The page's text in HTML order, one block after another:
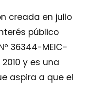
creada en julio
público
36344-MEIC-
y es una
aspira a que el